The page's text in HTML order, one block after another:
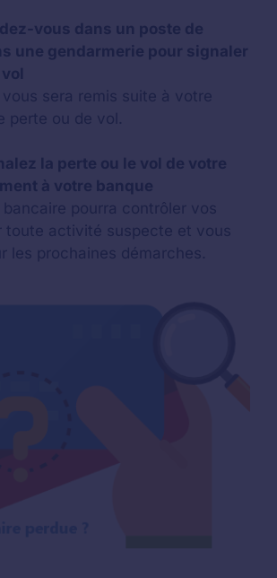
vous dans un poste de
une gendarmerie pour signaler
sera remis suite à votre
perte ou de vol.
la perte ou le vol de votre
à votre banque
pourra contrôler vos
toute activité suspecte et vous
les prochaines démarches.